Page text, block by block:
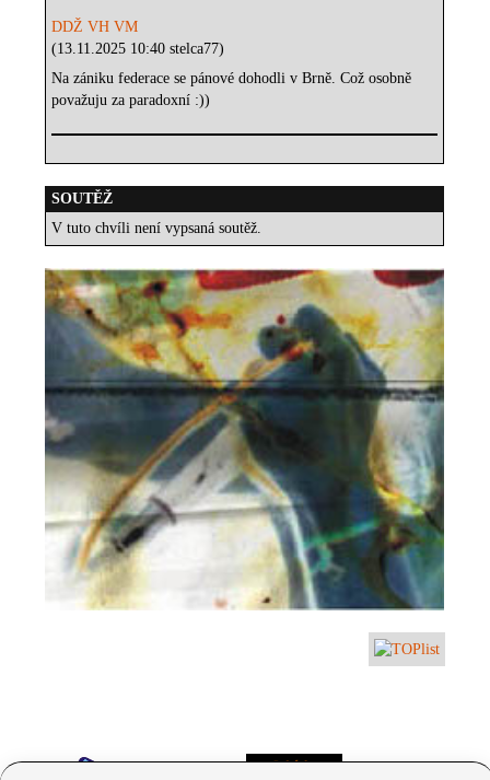
DDŽ VH VM
(13.11.2025 10:40 stelca77)
Na zániku federace se pánové dohodli v Brně. Což osobně
považuju za paradoxní :))
SOUTĚŽ
V tuto chvíli není vypsaná soutěž.